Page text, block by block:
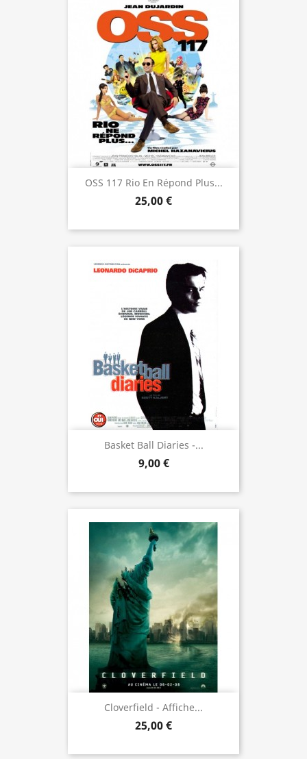
OSS 117 Rio En Répond Plus...
25,00 €
Basket Ball Diaries -...
9,00 €
Cloverfield - Affiche...
25,00 €